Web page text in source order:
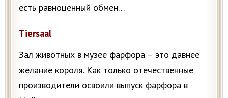
есть равноценный обмен…
Tiersaal
Зал животных в музее фарфора – это давнее
желание короля. Как только отечественные
производители освоили выпуск фарфора в